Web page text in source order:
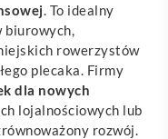
. To idealny
biurowych,
rowerzystów
plecaka. Firmy
dla nowych
lojalnościowych lub
rozwój.